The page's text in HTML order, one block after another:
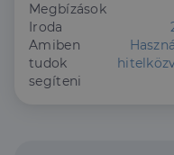
Megbízások
Iroda
Amiben
tudok
segíteni